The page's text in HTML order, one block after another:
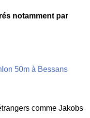
notamment par
comme Jakobs